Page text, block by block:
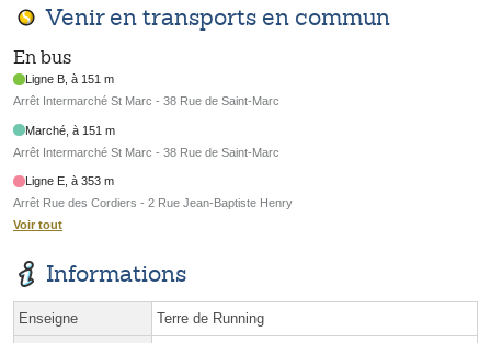
Venir en transports en commun
En bus
Ligne B, à 151 m
Arrêt Intermarché St Marc - 38 Rue de Saint-Marc
Marché, à 151 m
Arrêt Intermarché St Marc - 38 Rue de Saint-Marc
Ligne E, à 353 m
Arrêt Rue des Cordiers - 2 Rue Jean-Baptiste Henry
Voir tout
Informations
Enseigne Terre de Running